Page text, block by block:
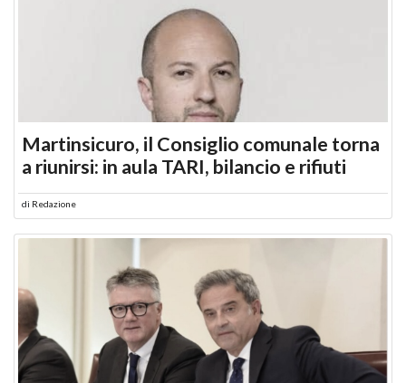
Martinsicuro, il Consiglio comunale torna
a riunirsi: in aula TARI, bilancio e rifiuti
di Redazione